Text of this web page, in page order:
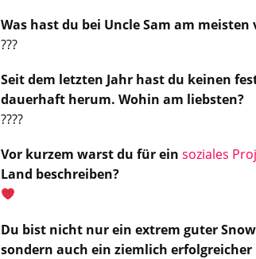
Was hast du bei Uncle Sam am meisten
???
Seit dem letzten Jahr hast du keinen
dauerhaft herum. Wohin am liebsten?
????
Vor kurzem warst du für ein soziales
Land beschreiben?
Du bist nicht nur ein extrem guter
sondern auch ein ziemlich